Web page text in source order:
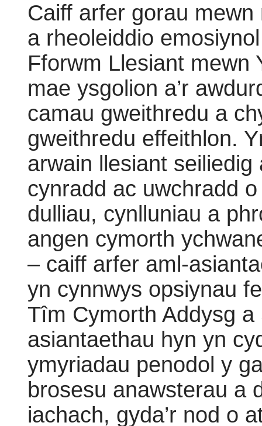
Caiff arfer gorau
a rheoleiddio
Fforwm Llesiant mewn
mae ysgolion a’r
camau gweithredu a
gweithredu effeithlon.
arwain llesiant
cynradd ac uwchradd
dulliau, cynlluniau a
angen cymorth
– caiff arfer aml-
yn cynnwys opsiynau
Tîm Cymorth Addysg a
asiantaethau hyn yn
ymyriadau penodol y
brosesu anawsterau a
iachach, gyda’r nod o